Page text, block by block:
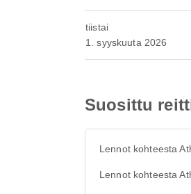
tiistai
1. syyskuuta 2026
Suosittu
Lennot kohteesta
Lennot kohteesta